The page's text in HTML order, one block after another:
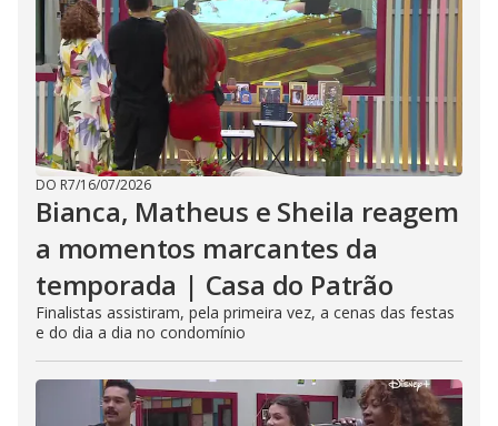
DO R7/16/07/2026
Bianca, Matheus e Sheila reagem
a momentos marcantes da
temporada | Casa do Patrão
Finalistas assistiram, pela primeira vez, a cenas das festas
e do dia a dia no condomínio